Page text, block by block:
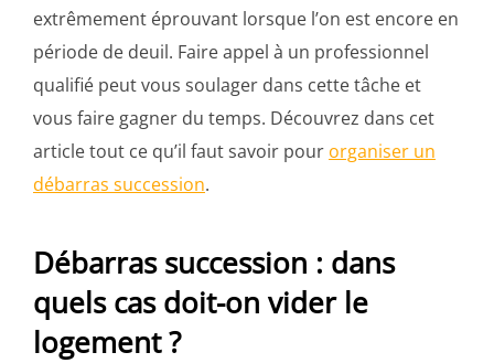
extrêmement éprouvant lorsque l’on est encore en
période de deuil. Faire appel à un professionnel
qualifié peut vous soulager dans cette tâche et
vous faire gagner du temps. Découvrez dans cet
article tout ce qu’il faut savoir pour organiser un
débarras succession.
Débarras succession : dans
quels cas doit-on vider le
logement ?